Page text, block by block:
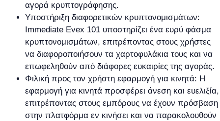
αγορά κρυπτογράφησης.
Υποστήριξη διαφορετικών κρυπτονομισμάτων:
Immediate Evex 101 υποστηρίζει ένα ευρύ φάσμα
κρυπτονομισμάτων, επιτρέποντας στους χρήστες
να διαφοροποιήσουν τα χαρτοφυλάκια τους και να
επωφεληθούν από διάφορες ευκαιρίες της αγοράς.
Φιλική προς τον χρήστη εφαρμογή για κινητά: Η
εφαρμογή για κινητά προσφέρει άνεση και ευελιξία,
επιτρέποντας στους εμπόρους να έχουν πρόσβαση
στην πλατφόρμα εν κινήσει και να παρακολουθούν